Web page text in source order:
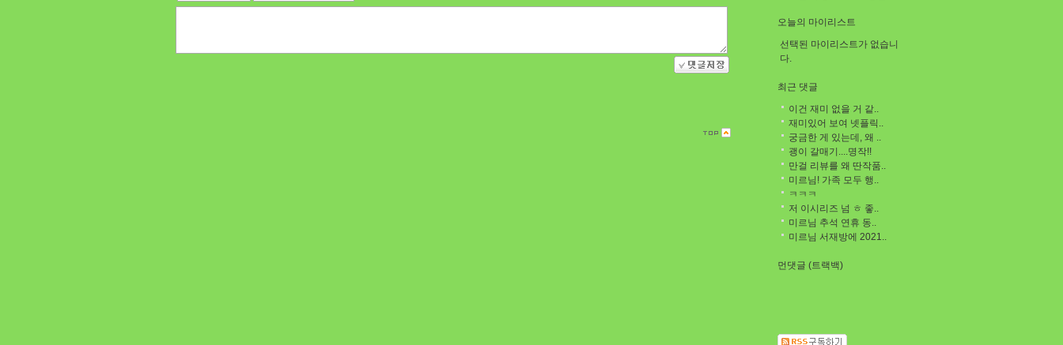
오늘의 마이리스트
선택된 마이리스트가 없습니
다.
최근 댓글
이건 재미 없을 거 같..
재미있어 보여 넷플릭..
궁금한 게 있는데, 왜 ..
괭이 갈매기....명작!!
만걸 리뷰를 왜 딴작품..
미르님! 가족 모두 행..
ㅋㅋㅋ
저 이시리즈 넘 ㅎ 좋..
미르님 추석 연휴 동..
미르님 서재방에 2021..
먼댓글 (트랙백)